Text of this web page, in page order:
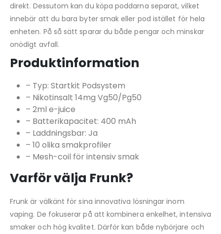
direkt. Dessutom kan du köpa poddarna separat, vilket
innebär att du bara byter smak eller pod istället för hela
enheten. På så sätt sparar du både pengar och minskar
onödigt avfall.
Produktinformation
– Typ: Startkit Podsystem
– Nikotinsalt 14mg Vg50/Pg50
– 2ml e-juice
– Batterikapacitet: 400 mAh
– Laddningsbar: Ja
– 10 olika smakprofiler
– Mesh-coil för intensiv smak
Varför välja Frunk?
Frunk är välkänt för sina innovativa lösningar inom
vaping. De fokuserar på att kombinera enkelhet, intensiva
smaker och hög kvalitet. Därför kan både nybörjare och